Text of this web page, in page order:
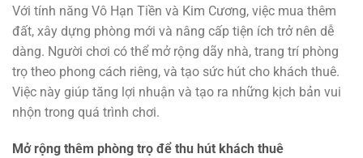
Với tính năng Vô Hạn Tiền và Kim Cương, việc mua thêm
đất, xây dựng phòng mới và nâng cấp tiện ích trở nên dễ
dàng. Người chơi có thể mở rộng dãy nhà, trang trí phòng
trọ theo phong cách riêng, và tạo sức hút cho khách thuê.
Việc này giúp tăng lợi nhuận và tạo ra những kịch bản vui
nhộn trong quá trình chơi.
Mở rộng thêm phòng trọ để thu hút khách thuê